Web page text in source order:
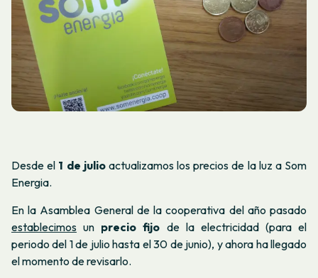
Desde el 1 de julioactualizamos los precios de la luz a Som
Energia.
En la Asamblea General de la cooperativa del año pasado
establecimos un precio fijo de la electricidad (para el
periodo del 1 de julio hasta el 30 de junio), y ahora ha llegado
el momento de revisarlo.